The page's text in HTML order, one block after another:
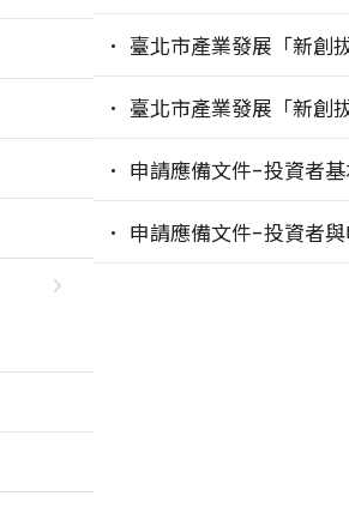
臺北市產業發展「新創
臺北市產業發展「新創
申請應備文件-投資者
申請應備文件-投資者